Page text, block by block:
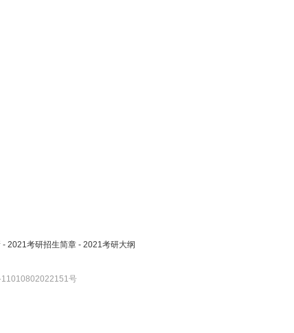
- 2021考研招生简章 - 2021考研大纲
11010802022151号